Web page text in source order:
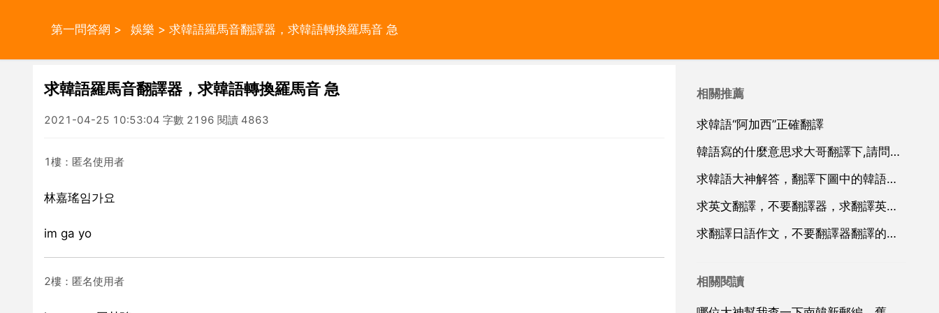
第一問答網 > 娛樂 > 求韓語羅馬音翻譯器，求韓語轉換羅馬音 急
求韓語羅馬音翻譯器，求韓語轉換羅馬音 急
2021-04-25 10:53:04 字數 2196 閱讀 4863
1樓：匿名使用者
林嘉瑤임가요
im ga yo
2樓：匿名使用者
相關推薦
求韓語“阿加西”正確翻譯
韓語寫的什麼意思求大哥翻譯下,請問這些韓語寫的是什麼，請懂韓語的翻譯一下
求韓語大神解答，翻譯下圖中的韓語，萬分感謝！化妝品方面的
求英文翻譯，不要翻譯器，求翻譯英文！不要金山，有道翻譯等軟體翻譯！
求翻譯日語作文，不要翻譯器翻譯的謝謝
相關閱讀